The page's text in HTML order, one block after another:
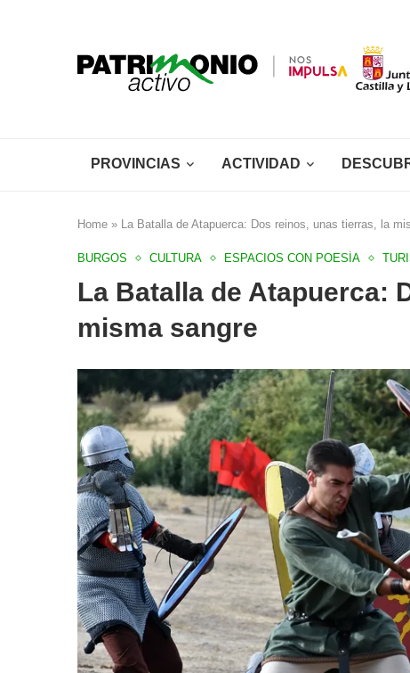
PROVINCIAS ACTIVIDAD
Home » La Batalla de Atapuerca: Dos reinos, unas tierras, la
BURGOS CULTURA ESPACIOS CON POESÍA
La Batalla de Atapuerca:
misma sangre